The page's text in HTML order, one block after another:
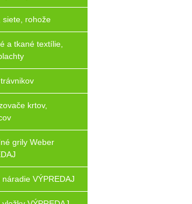
siete, rohože
a tkané textílie,
krtov,
grily Weber
náradie VÝPREDAJ